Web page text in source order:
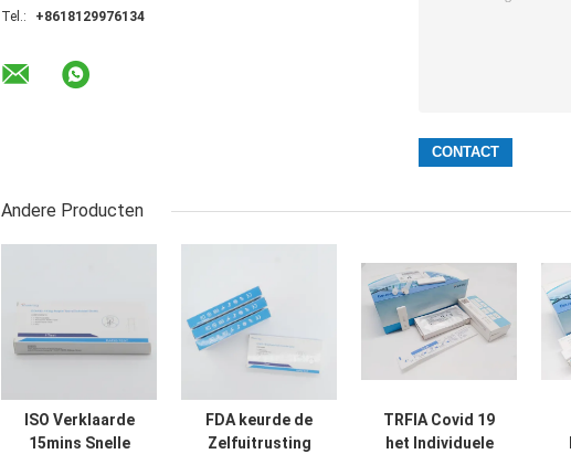
Tel.:
+8618129976134
Andere Producten
ISO Verklaarde
15mins Snelle
FDA keurde de
Zelfuitrusting
TRFIA Covid 19
het Individuele